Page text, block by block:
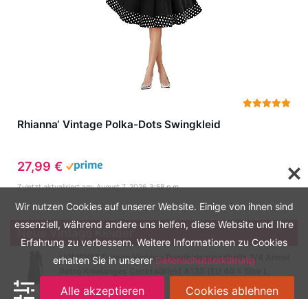
Rhianna‘ Vintage Polka-Dots Swingkleid
27,99 €
Zuletzt aktualisiert am: August 7, 2026 3:58 p.m.
Neue Vintage Kleider
HOMEYEE Damen Vintage Rundhalsausschnitt 3/4 Ärmel
Schwarz-B)
Wir nutzen Cookies auf unserer Website. Einige von ihnen sind
essenziell, während andere uns helfen, diese Website und Ihre
Erfahrung zu verbessern. Weitere Informationen zu Cookies
erhalten Sie in unserer Datenschutzerklärung
Alle akzeptieren Cookies ablehnen